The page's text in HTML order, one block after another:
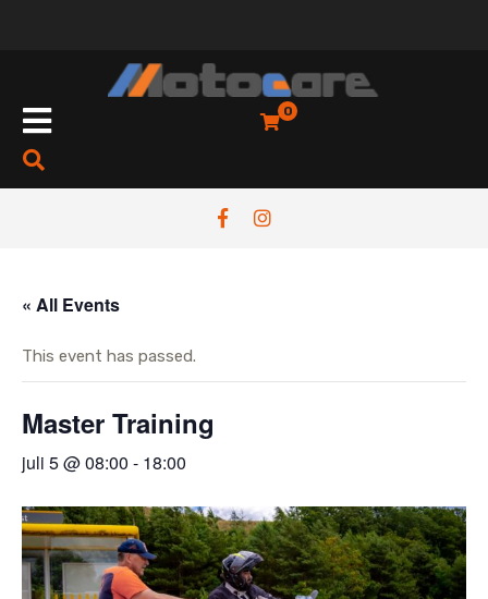
Open
0
« All Events
This event has passed.
Master Training
juli 5 @ 08:00 - 18:00